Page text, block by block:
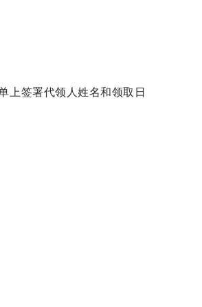
上签署代领人姓名和领取日